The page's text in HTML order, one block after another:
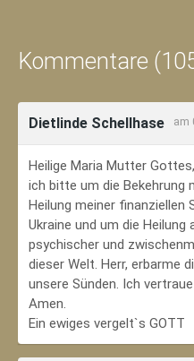
Kommentare
Dietlinde Schellhase am
Heilige Maria Mutter Gottes,
ich bitte um die Bekehrung
Heilung meiner finanziellen
Ukraine und um die Heilung
psychischer und
dieser Welt. Herr, erbarme
unsere Sünden. Ich
Amen.
Ein ewiges vergelt`s GOTT